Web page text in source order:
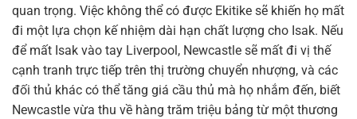
quan trọng. Việc không thể có được Ekitike sẽ khiến họ mất
đi một lựa chọn kế nhiệm dài hạn chất lượng cho Isak. Nếu
để mất Isak vào tay Liverpool, Newcastle sẽ mất đi vị thế
cạnh tranh trực tiếp trên thị trường chuyển nhượng, và các
đối thủ khác có thể tăng giá cầu thủ mà họ nhắm đến, biết
Newcastle vừa thu về hàng trăm triệu bảng từ một thương